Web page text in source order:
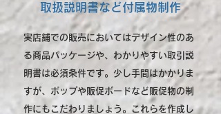
取扱説明書など付属物制作
​実店舗での販売においてはデザイン性のあ
る商品パッケージや、わかりやすい取引説
明書は必須条件です。少し手間はかかりま
すが、ポップや販促ボードなど販促物の制
作にもこだわりましょう。これらを作成し